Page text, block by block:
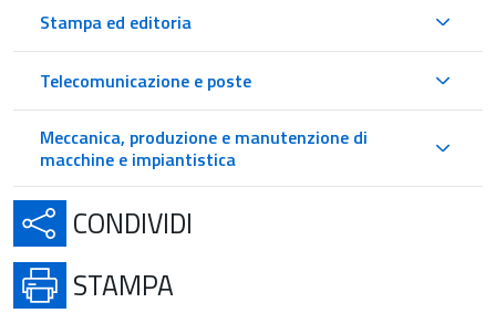
Stampa ed editoria
Telecomunicazione e poste
Meccanica, produzione e manutenzione di
macchine e impiantistica
CONDIVIDI
STAMPA